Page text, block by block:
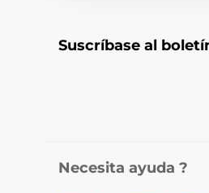
Suscríbase al
Necesita ayuda ?